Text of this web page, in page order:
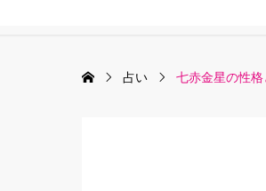
占い 七赤金星の性